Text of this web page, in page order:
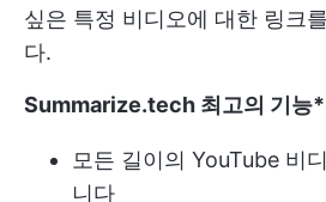
싶은 특정 비디오에 대한 링크
다.
Summarize.tech 최고의 기능
모든 길이의 YouTube 비
니다